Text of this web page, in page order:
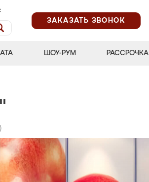
ЗАКАЗАТЬ ЗВОНОК
ШОУ-РУМ РАССРОЧКА